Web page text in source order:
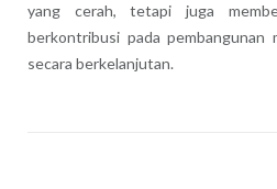
yang cerah, tetapi juga
berkontribusi pada pembangunan
secara berkelanjutan.